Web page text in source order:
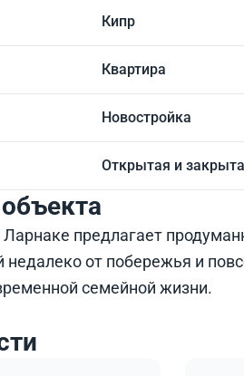
Кипр
Квартира
Новостройка
Открытая и
предлагает
от побережья и
семейной жизни.